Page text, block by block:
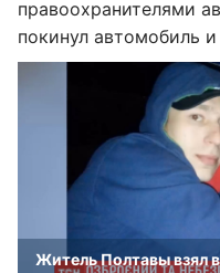
правоохранителями
покинул автомобиль
Житель Полтавы взял